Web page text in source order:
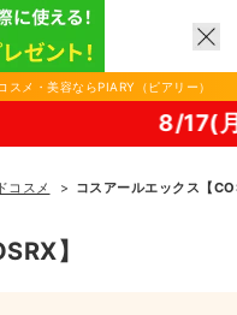
スメ・美容ならPIARY（ピアリー）
8/17(月
コスメ コスアールエックス【
】